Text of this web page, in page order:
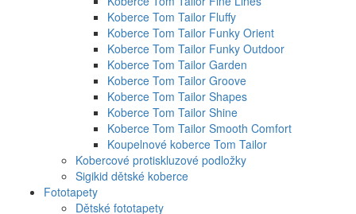
Koberce Tom Tailor Fluffy
Koberce Tom Tailor Funky Orient
Koberce Tom Tailor Funky Outdoor
Koberce Tom Tailor Garden
Koberce Tom Tailor Groove
Koberce Tom Tailor Shapes
Koberce Tom Tailor Shine
Koberce Tom Tailor Smooth Comfort
Koupelnové koberce Tom Tailor
Kobercové protiskluzové podložky
Sigikid dětské koberce
Fototapety
Dětské fototapety